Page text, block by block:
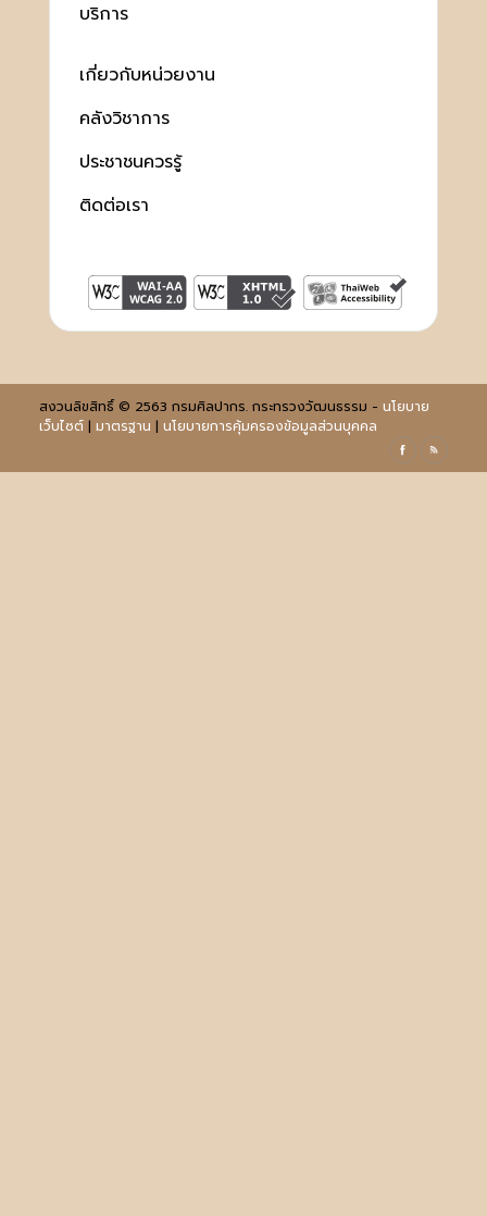
บริการ
เกี่ยวกับหน่วยงาน
คลังวิชาการ
ประชาชนควรรู้
ติดต่อเรา
สงวนลิขสิทธิ์ © 2563 กรมศิลปากร. กระทรวงวัฒนธรรม - นโยบาย
เว็บไซต์| มาตรฐาน | นโยบายการคุ้มครองข้อมูลส่วนบุคคล